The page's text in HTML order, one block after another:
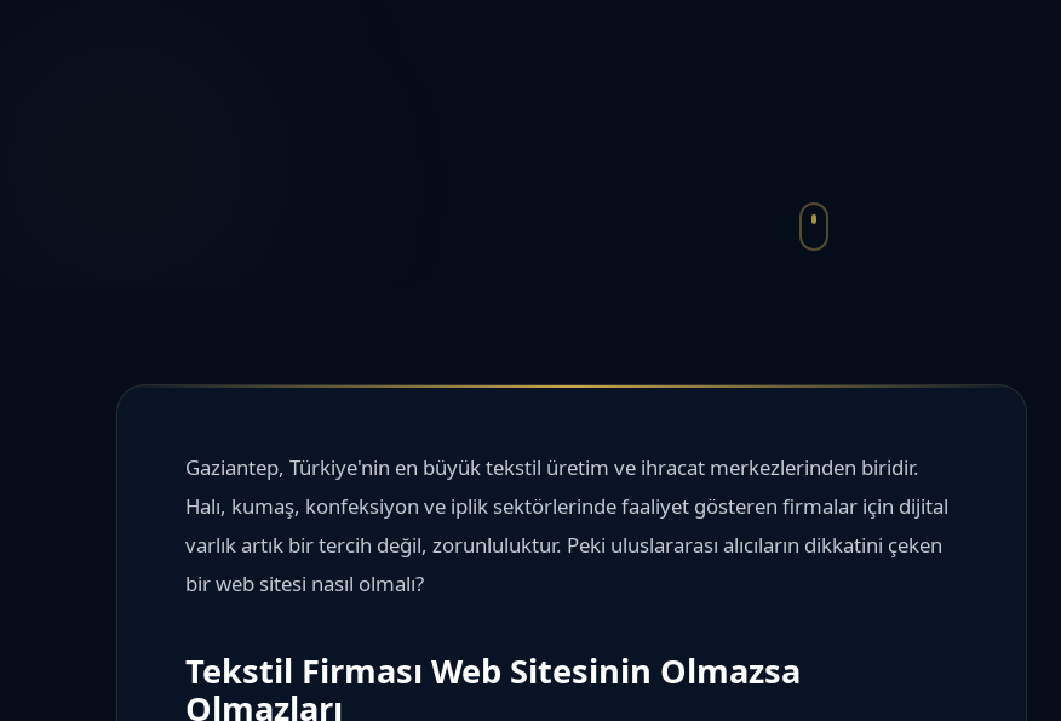
Gaziantep, Türkiye'nin en büyük tekstil üretim ve ihracat merkezlerinden biridir.
Halı, kumaş, konfeksiyon ve iplik sektörlerinde faaliyet gösteren firmalar için dijital
varlık artık bir tercih değil, zorunluluktur. Peki uluslararası alıcıların dikkatini çeken
bir web sitesi nasıl olmalı?
Tekstil Firması Web Sitesinin Olmazsa
Olmazları